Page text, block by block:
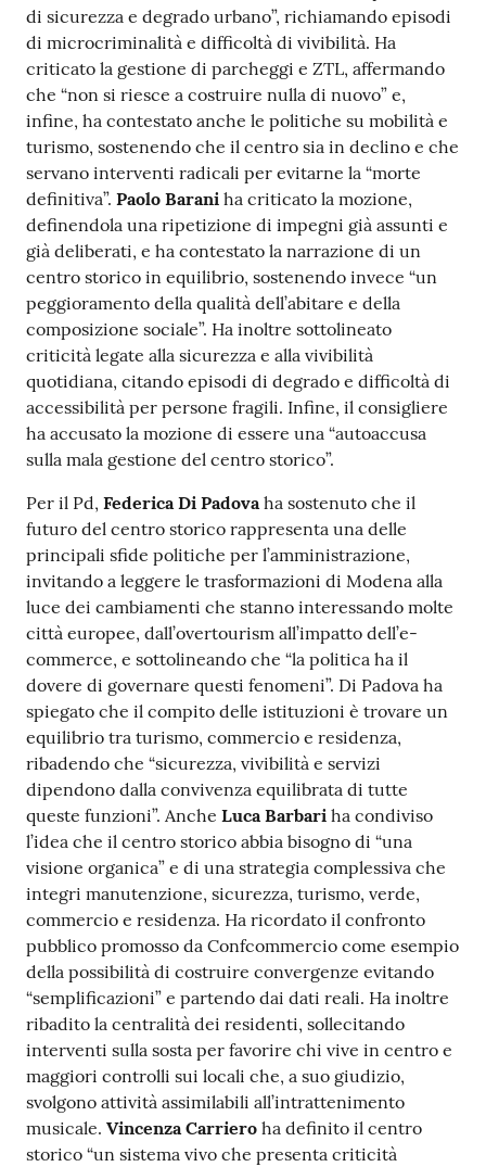
di sicurezza e degrado urbano”, richiamando episodi
di microcriminalità e difficoltà di vivibilità. Ha
criticato la gestione di parcheggi e ZTL, affermando
che “non si riesce a costruire nulla di nuovo” e,
infine, ha contestato anche le politiche su mobilità e
turismo, sostenendo che il centro sia in declino e che
servano interventi radicali per evitarne la “morte
definitiva”. Paolo Barani ha criticato la mozione,
definendola una ripetizione di impegni già assunti e
già deliberati, e ha contestato la narrazione di un
centro storico in equilibrio, sostenendo invece “un
peggioramento della qualità dell’abitare e della
composizione sociale”. Ha inoltre sottolineato
criticità legate alla sicurezza e alla vivibilità
quotidiana, citando episodi di degrado e difficoltà di
accessibilità per persone fragili. Infine, il consigliere
ha accusato la mozione di essere una “autoaccusa
sulla mala gestione del centro storico”.
Per il Pd, Federica Di Padovaha sostenuto che il
futuro del centro storico rappresenta una delle
principali sfide politiche per l’amministrazione,
invitando a leggere le trasformazioni di Modena alla
luce dei cambiamenti che stanno interessando molte
città europee, dall’overtourism all’impatto dell’e-
commerce, e sottolineando che “la politica ha il
dovere di governare questi fenomeni”. Di Padova ha
spiegato che il compito delle istituzioni è trovare un
equilibrio tra turismo, commercio e residenza,
ribadendo che “sicurezza, vivibilità e servizi
dipendono dalla convivenza equilibrata di tutte
queste funzioni”. Anche Luca Barbari ha condiviso
l’idea che il centro storico abbia bisogno di “una
visione organica” e di una strategia complessiva che
integri manutenzione, sicurezza, turismo, verde,
commercio e residenza. Ha ricordato il confronto
pubblico promosso da Confcommercio come esempio
della possibilità di costruire convergenze evitando
“semplificazioni” e partendo dai dati reali. Ha inoltre
ribadito la centralità dei residenti, sollecitando
interventi sulla sosta per favorire chi vive in centro e
maggiori controlli sui locali che, a suo giudizio,
svolgono attività assimilabili all’intrattenimento
musicale. Vincenza Carriero ha definito il centro
storico “un sistema vivo che presenta criticità